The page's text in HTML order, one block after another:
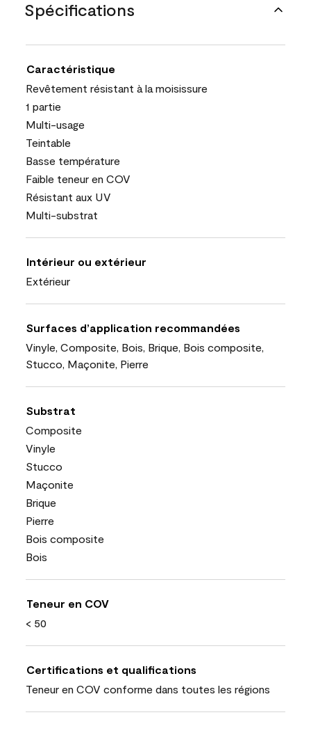
Spécifications
Caractéristique
Revêtement résistant à la moisissure
1 partie
Multi-usage
Teintable
Basse température
Faible teneur en COV
Résistant aux UV
Multi-substrat
Intérieur ou extérieur
Extérieur
Surfaces d’application recommandées
Vinyle, Composite, Bois, Brique, Bois composite,
Stucco, Maçonite, Pierre
Substrat
Composite
Vinyle
Stucco
Maçonite
Brique
Pierre
Bois composite
Bois
Teneur en COV
< 50
Certifications et qualifications
Teneur en COV conforme dans toutes les régions